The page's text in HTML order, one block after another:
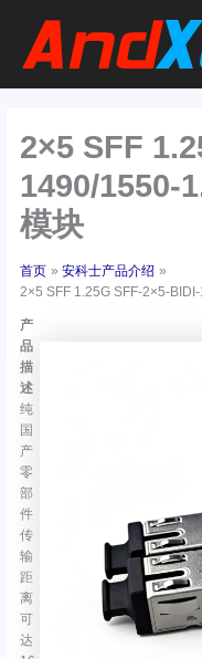
2×5 SFF
1490/1550-
模块
首页
安科士产品介绍
2×5 SFF 1.25G SFF-2×5-
产
品
描
述
纯
国
产
零
部
件
传
输
距
离
可
达